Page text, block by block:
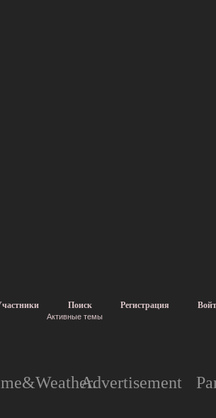
Поиск Регистрация
Активные темы
Advertisement